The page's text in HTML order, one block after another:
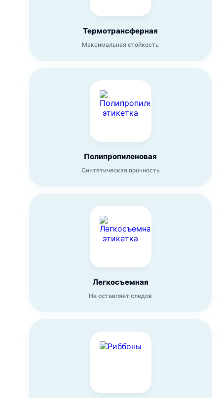
Термотрансферная
Максимальная стойкость
Полипропиленовая
Синтетическая прочность
Легкосъемная
Не оставляет следов